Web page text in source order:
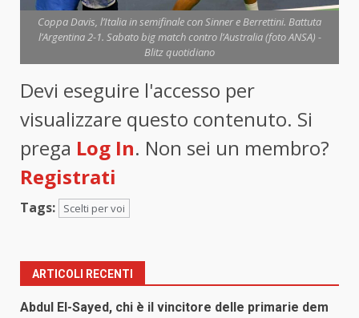
Coppa Davis, l’Italia in semifinale con Sinner e Berrettini. Battuta
l’Argentina 2-1. Sabato big match contro l’Australia (foto ANSA) -
Blitz quotidiano
Devi eseguire l'accesso per
visualizzare questo contenuto. Si
prega Log In. Non sei un membro?
Registrati
Tags: Scelti per voi
ARTICOLI RECENTI
Abdul El-Sayed, chi è il vincitore delle primarie dem